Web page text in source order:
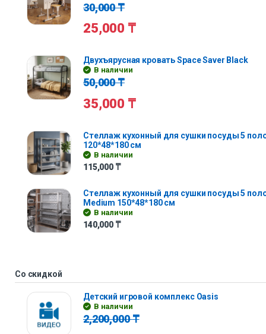
30,000₸
25,000 ₸
Двухъярусная кровать Space Saver Black
В наличии
50,000₸
35,000 ₸
Стеллаж кухонный для сушки посуды 5
120*48*180 см
В наличии
115,000 ₸
Стеллаж кухонный для сушки посуды 5
Medium 150*48*180 см
В наличии
140,000 ₸
Со скидкой
Детский игровой комплекс Oasis
В наличии
2,200,000₸